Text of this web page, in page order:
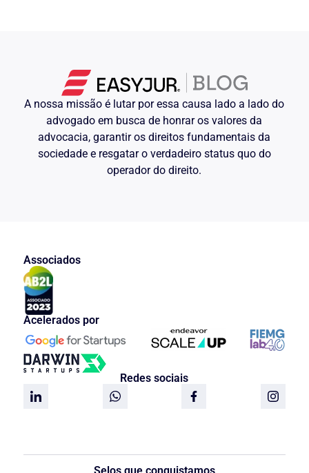
A nossa missão é lutar por essa causa lado a lado do
advogado em busca de honrar os valores da
advocacia, garantir os direitos fundamentais da
sociedade e resgatar o verdadeiro status quo do
operador do direito.
Associados
Acelerados por
Redes sociais